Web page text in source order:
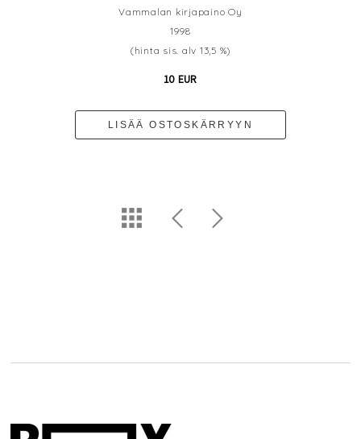
Vammalan kirjapaino Oy
1998
(hinta sis. alv 13,5 %)
10 EUR
LISÄÄ OSTOSKÄRRYYN